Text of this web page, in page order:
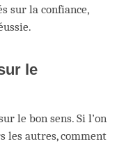
sur la confiance,
le
le bon sens. Si l’on
les autres, comment